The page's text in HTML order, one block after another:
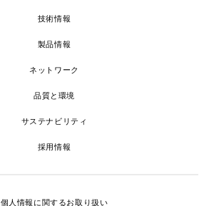
技術情報
製品情報
ネットワーク
品質と環境
サステナビリティ
採用情報
個人情報に関するお取り扱い